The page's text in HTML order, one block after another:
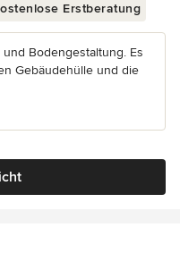
Erstberatung
Bodengestaltung. Es
Gebäudehülle und die